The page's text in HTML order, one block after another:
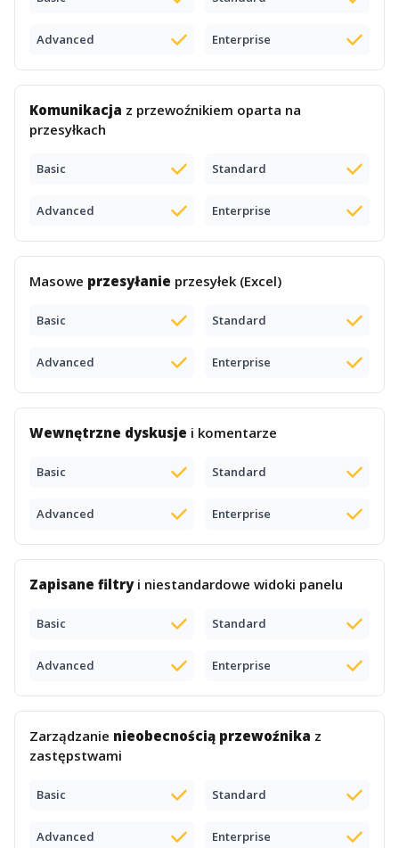
Advanced Enterprise
Komunikacja z przewoźnikiem oparta na
przesyłkach
Basic Standard
Advanced Enterprise
Masowe przesyłanie przesyłek (Excel)
Basic Standard
Advanced Enterprise
Wewnętrzne dyskusje i komentarze
Basic Standard
Advanced Enterprise
Zapisane filtryi niestandardowe widoki panelu
Basic Standard
Advanced Enterprise
Zarządzanie nieobecnością przewoźnika z
zastępstwami
Basic Standard
Advanced Enterprise